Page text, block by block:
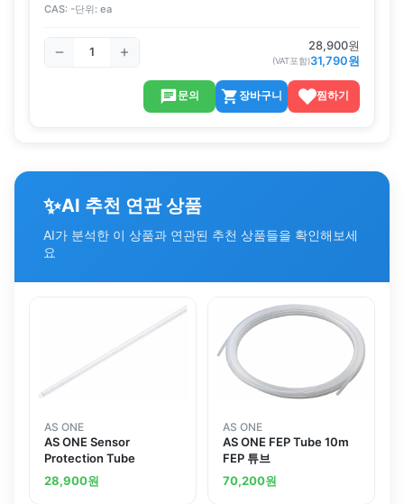
CAS: -단위: ea
28,900원
(VAT포함)31,790원
문의 장바구니 찜하기
✨AI 추천 연관 상품
AI가 분석한 이 상품과 연관된 추천 상품들을 확인해보세
요
AS ONE
AS ONE Sensor
Protection Tube
28,900원
AS ONE
AS ONE FEP Tube 10m
FEP 튜브
70,200원